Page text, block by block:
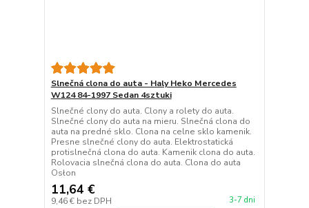
Slnečná clona do auta - Haly Heko Mercedes
W124 84-1997 Sedan 4sztuki
Slnečné clony do auta. Clony a rolety do auta.
Slnečné clony do auta na mieru. Slnečná clona do
auta na predné sklo. Clona na celne sklo kamenik.
Presne slnečné clony do auta. Elektrostatická
protislnečná clona do auta. Kamenik clona do auta.
Rolovacia slnečná clona do auta. Clona do auta
Osłon
11,64 €
9,46 € bez DPH 3-7 dni